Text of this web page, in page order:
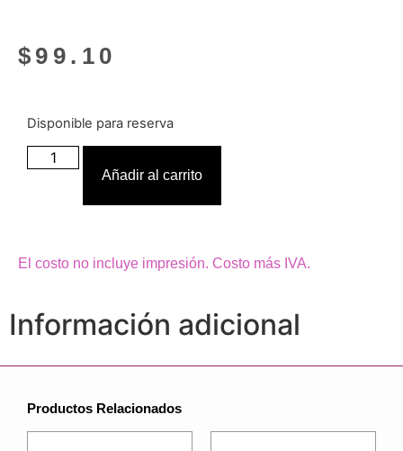
$ 99.10
Disponible para reserva
Añadir al carrito
El costo no incluye impresión. Costo más IVA.
Información adicional
Productos Relacionados